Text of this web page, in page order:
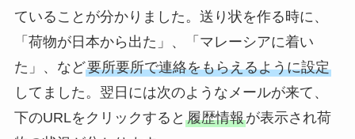
ていることが分かりました。送り状を作る時に、
「荷物が日本から出た」、「マレーシアに着い
た」、など要所要所で連絡をもらえるように設定
してました。翌日には次のようなメールが来て、
下のURLをクリックすると 履歴情報が表示され荷